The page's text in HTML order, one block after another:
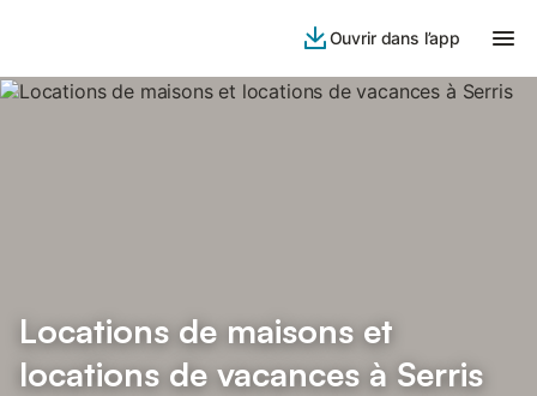
Ouvrir dans l’app
Locations de maisons et
locations de vacances à Serris